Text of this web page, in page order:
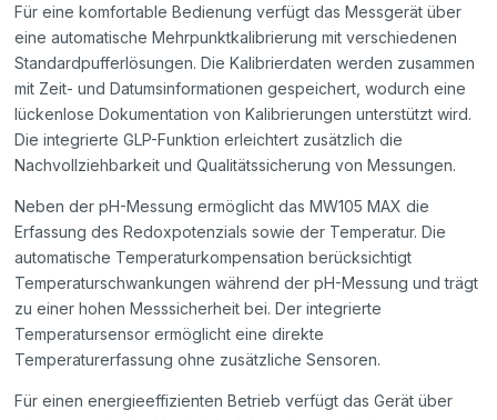
Für eine komfortable Bedienung verfügt das Messgerät über
eine automatische Mehrpunktkalibrierung mit verschiedenen
Standardpufferlösungen. Die Kalibrierdaten werden zusammen
mit Zeit- und Datumsinformationen gespeichert, wodurch eine
lückenlose Dokumentation von Kalibrierungen unterstützt wird.
Die integrierte GLP-Funktion erleichtert zusätzlich die
Nachvollziehbarkeit und Qualitätssicherung von Messungen.
Neben der pH-Messung ermöglicht das MW105 MAX die
Erfassung des Redoxpotenzials sowie der Temperatur. Die
automatische Temperaturkompensation berücksichtigt
Temperaturschwankungen während der pH-Messung und trägt
zu einer hohen Messsicherheit bei. Der integrierte
Temperatursensor ermöglicht eine direkte
Temperaturerfassung ohne zusätzliche Sensoren.
Für einen energieeffizienten Betrieb verfügt das Gerät über